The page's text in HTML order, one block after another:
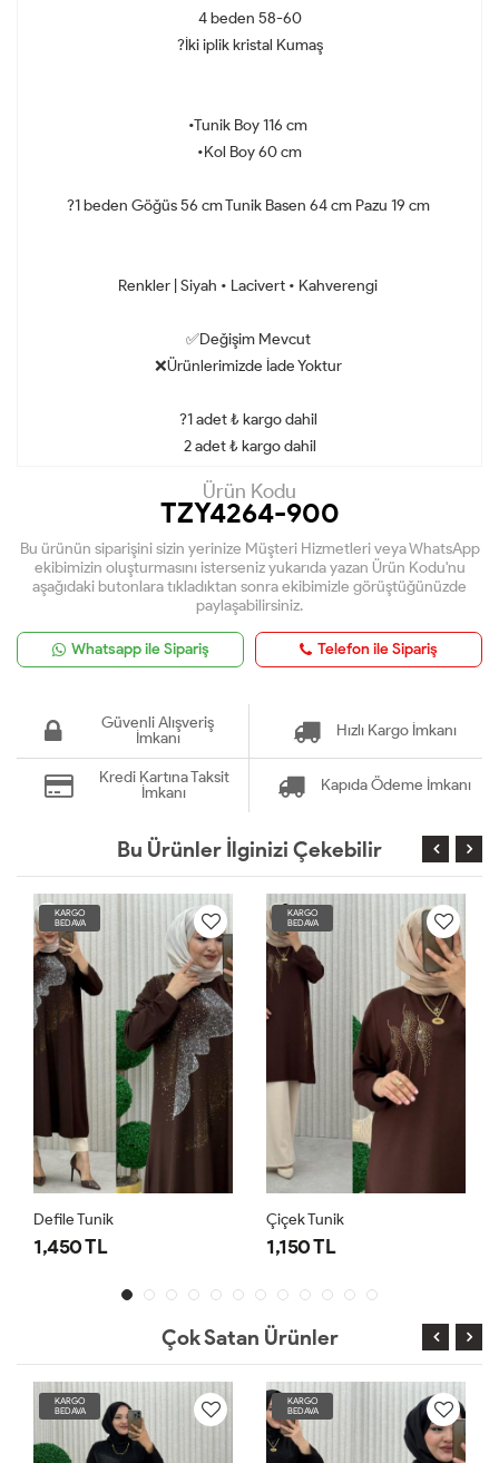
4 beden 58-60
?İki iplik kristal Kumaş
•Tunik Boy 116 cm
•Kol Boy 60 cm
?1 beden Göğüs 56 cm Tunik Basen 64 cm Pazu 19 cm
Renkler | Siyah • Lacivert • Kahverengi
✅Değişim Mevcut
❌Ürünlerimizde İade Yoktur
?1 adet ₺ kargo dahil
2 adet ₺ kargo dahil
Ürün Kodu
TZY4264-900
Bu ürünün siparişini sizin yerinize Müşteri Hizmetleri veya WhatsApp
ekibimizin oluşturmasını isterseniz yukarıda yazan Ürün Kodu'nu
aşağıdaki butonlara tıkladıktan sonra ekibimizle görüştüğünüzde
paylaşabilirsiniz.
Whatsapp ile Sipariş Telefon ile Sipariş
Güvenli Alışveriş
İmkanı
Hızlı Kargo İmkanı
Kredi Kartına Taksit
İmkanı
Kapıda Ödeme İmkanı
Bu Ürünler İlginizi Çekebilir
KARGO
BEDAVA
Defile Tunik
1,450 TL
KARGO
BEDAVA
Çiçek Tunik
1,150 TL
Çok Satan Ürünler
KARGO
BEDAVA
KARGO
BEDAVA